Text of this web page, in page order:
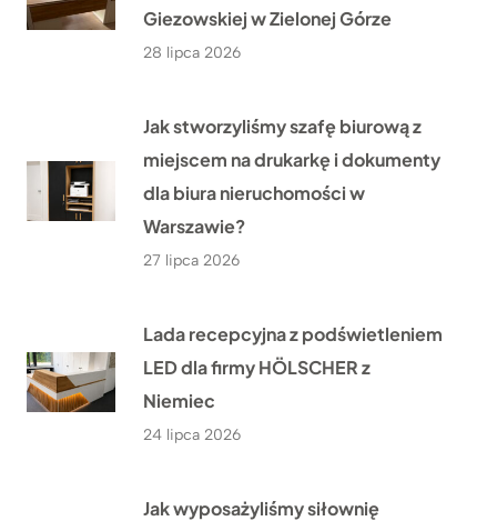
Giezowskiej w Zielonej Górze
28 lipca 2026
Jak stworzyliśmy szafę biurową z
miejscem na drukarkę i dokumenty
dla biura nieruchomości w
Warszawie?
27 lipca 2026
Lada recepcyjna z podświetleniem
LED dla firmy HÖLSCHER z
Niemiec
24 lipca 2026
Jak wyposażyliśmy siłownię